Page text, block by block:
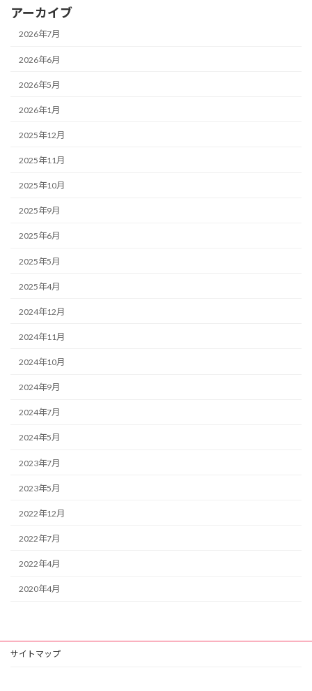
アーカイブ
2026年7月
2026年6月
2026年5月
2026年1月
2025年12月
2025年11月
2025年10月
2025年9月
2025年6月
2025年5月
2025年4月
2024年12月
2024年11月
2024年10月
2024年9月
2024年7月
2024年5月
2023年7月
2023年5月
2022年12月
2022年7月
2022年4月
2020年4月
サイトマップ